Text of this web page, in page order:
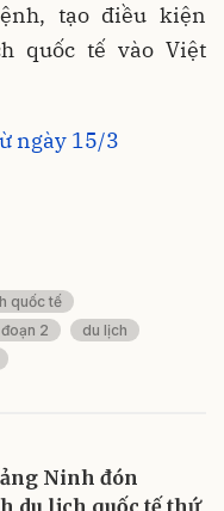
tạo điều kiện
quốc tế vào Việt
ngày 15/3
quốc tế
2
du lịch
Ninh đón
du lịch quốc tế thứ